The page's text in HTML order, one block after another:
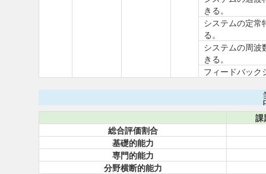
きる。
システムの定常
る。
システムの周波
きる。
フィードバック
課
総合評価割合
基礎的能力
専門的能力
分野横断的能力